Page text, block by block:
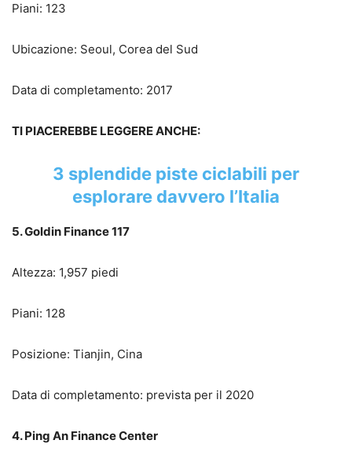
Piani: 123
Ubicazione: Seoul, Corea del Sud
Data di completamento: 2017
TI PIACEREBBE LEGGERE ANCHE:
3 splendide piste ciclabili per
esplorare davvero l’Italia
5. Goldin Finance 117
Altezza: 1,957 piedi
Piani: 128
Posizione: Tianjin, Cina
Data di completamento: prevista per il 2020
4. Ping An Finance Center